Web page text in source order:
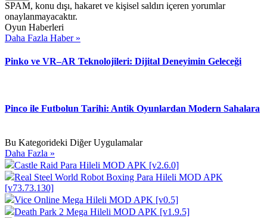
SPAM, konu dışı, hakaret ve kişisel saldırı içeren yorumlar
onaylanmayacaktır.
Oyun Haberleri
Daha Fazla Haber »
Pinko ve VR–AR Teknolojileri: Dijital Deneyimin Geleceği
Pinco ile Futbolun Tarihi: Antik Oyunlardan Modern Sahalara
Bu Kategorideki Diğer Uygulamalar
Daha Fazla »
Castle Raid Para Hileli MOD APK [v2.6.0]
Real Steel World Robot Boxing Para Hileli MOD APK
[v73.73.130]
Vice Online Mega Hileli MOD APK [v0.5]
Death Park 2 Mega Hileli MOD APK [v1.9.5]